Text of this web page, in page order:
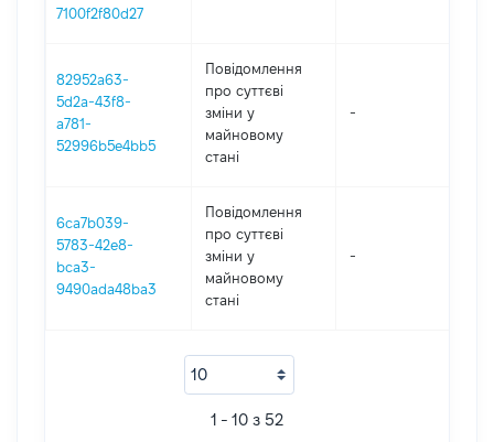
7100f2f80d27
82952a63-
5d2a-43f8-
a781-
52996b5e4bb5
Повідомлення
про суттєві
зміни y
майновому
стані
-
6ca7b039-
5783-42e8-
bca3-
9490ada48ba3
Повідомлення
про суттєві
зміни y
майновому
стані
-
1 - 10 з 52